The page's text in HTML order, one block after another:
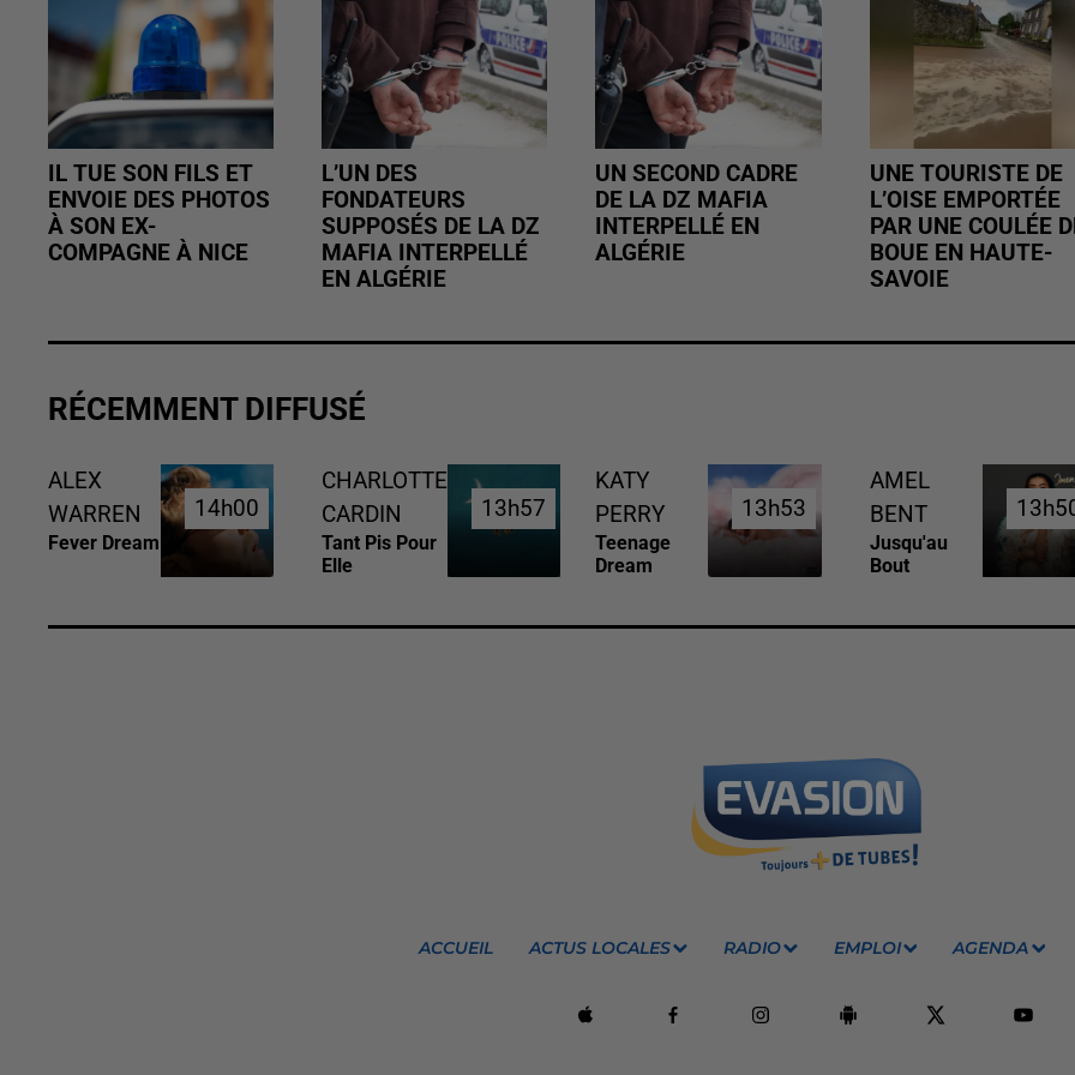
IL TUE SON FILS ET
ENVOIE DES PHOTOS
À SON EX-
COMPAGNE À NICE
L’UN DES
FONDATEURS
SUPPOSÉS DE LA DZ
MAFIA INTERPELLÉ
EN ALGÉRIE
UN SECOND CADRE
DE LA DZ MAFIA
INTERPELLÉ EN
ALGÉRIE
UNE TOURISTE DE
L’OISE EMPORTÉE
PAR UNE COULÉE
BOUE EN HAUTE-
SAVOIE
RÉCEMMENT DIFFUSÉ
ALEX
WARREN
Fever Dream
14h00
14h00
CHARLOTTE
CARDIN
Tant Pis Pour
Elle
13h57
13h57
KATY
PERRY
Teenage
Dream
13h53
13h53
AMEL
BENT
Jusqu'au
Bout
ACCUEIL ACTUS LOCALES RADIO EMPLOI AGENDA